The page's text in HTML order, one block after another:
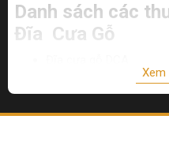
Danh sách các
Đĩa Cưa Gỗ
Đĩa cưa gỗ Kingblue
Xem